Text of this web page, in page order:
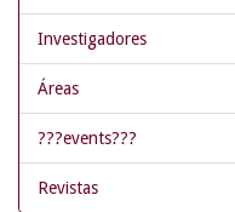
Investigadores
Áreas
???events???
Revistas